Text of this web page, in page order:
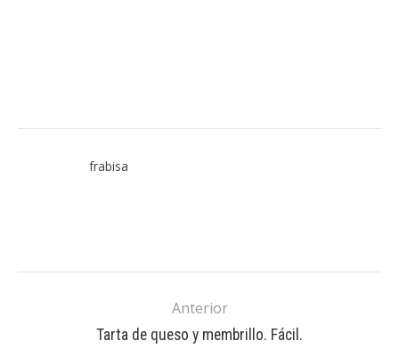
frabisa
Anterior
Tarta de queso y membrillo. Fácil.